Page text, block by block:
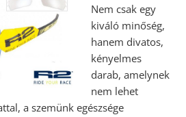
Nem csak egy
kiváló minőség,
hanem divatos,
kényelmes
darab, amelynek
nem lehet
a szemünk egészsége